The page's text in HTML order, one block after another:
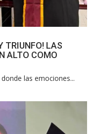
TRIUNFO! LAS
ALTO COMO
las emociones...